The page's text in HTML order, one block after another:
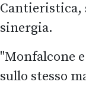
Cantieristica,
sinergia.
"Monfalcone
sullo stesso